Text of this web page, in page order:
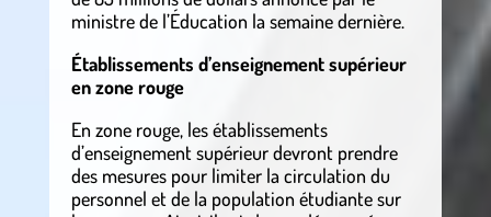
ministre de l’Éducation la semaine dernière.
Établissements d’enseignement supérieur
en zone rouge
En zone rouge, les établissements
d’enseignement supérieur devront prendre
des mesures pour limiter la circulation du
personnel et de la population étudiante sur